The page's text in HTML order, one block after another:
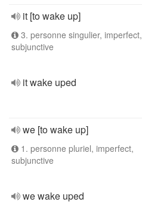
it [to wake up]
3. personne singulier, imperfect,
subjunctive
it wake uped
we [to wake up]
1. personne pluriel, imperfect,
subjunctive
we wake uped